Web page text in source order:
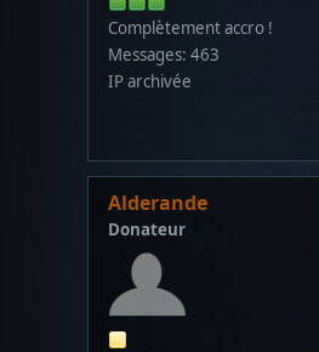
Complètement accro !
Messages: 463
IP archivée
Alderande
Donateur